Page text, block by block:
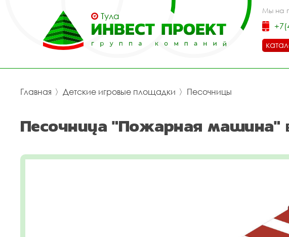
Тула
Мы на
Главная 〉 Детские игровые площадки 〉 Песочницы
Песочница "Пожарная машина"